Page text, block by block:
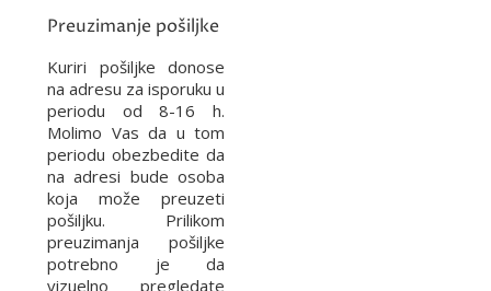
Preuzimanje pošiljke
Kuriri pošiljke donose
na adresu za isporuku u
periodu od 8-16 h.
Molimo Vas da u tom
periodu obezbedite da
na adresi bude osoba
koja može preuzeti
pošiljku. Prilikom
preuzimanja pošiljke
potrebno je da
vizuelno pregledate